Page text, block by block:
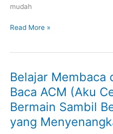
mudah
Read More »
Belajar Membaca
Baca ACM (Aku
Bermain Sambil
yang
Belajar
Membaca
dengan
Kartu
Baca
ACM